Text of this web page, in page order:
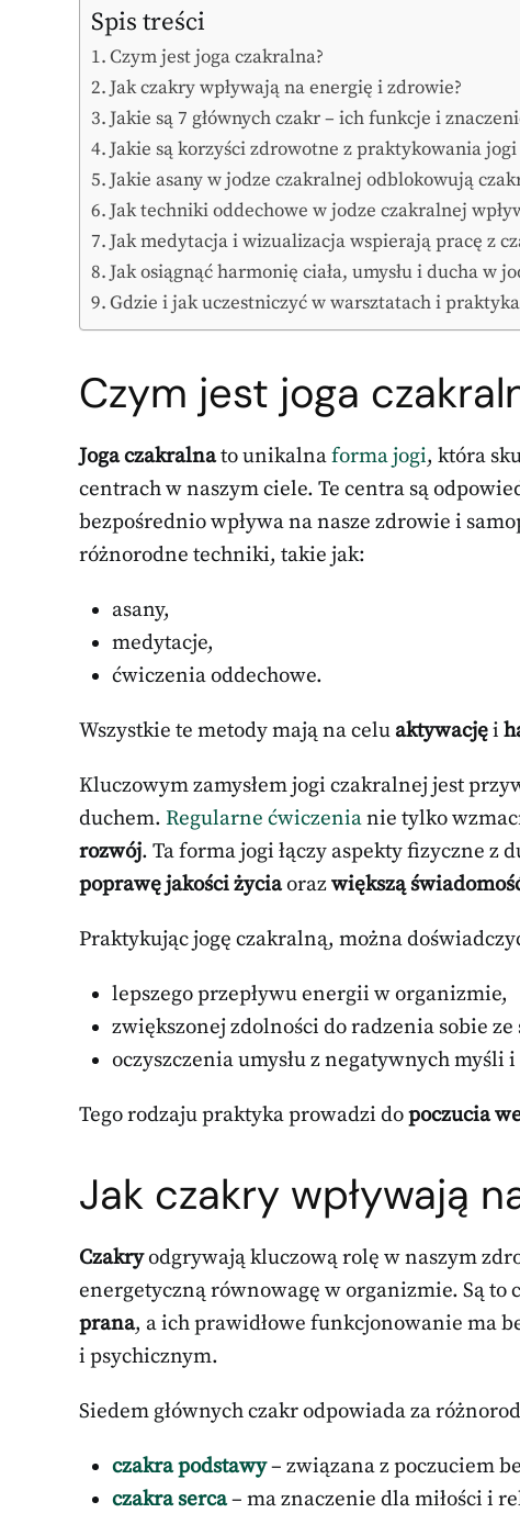
Spis treści
Czym jest joga czakralna?
Jak czakry wpływają na energię i zdrowie?
Jakie są 7 głównych czakr – ich funkcje i
Jakie są korzyści zdrowotne z praktykowania
Jakie asany w jodze czakralnej odblokowują
Jak techniki oddechowe w jodze czakralnej
Jak medytacja i wizualizacja wspierają pracę z
Jak osiągnąć harmonię ciała, umysłu i ducha w
Gdzie i jak uczestniczyć w warsztatach i
Czym jest joga
Joga czakralnato unikalnaforma jogi, która
centrach w naszym ciele. Te centra są
bezpośrednio wpływa na nasze zdrowie i
różnorodne techniki, takie jak:
asany,
medytacje,
ćwiczenia oddechowe.
Wszystkie te metody mają na celuaktywacjęi
Kluczowym zamysłem jogi czakralnej jest
duchem. Regularne ćwiczenianie tylko
rozwój. Ta forma jogi łączy aspekty fizyczne z
poprawę jakości życiaorazwiększą
Praktykując jogę czakralną, można
lepszego przepływu energii w organizmie,
zwiększonej zdolności do radzenia sobie ze
oczyszczenia umysłu z negatywnych myśli
Tego rodzaju praktyka prowadzi dopoczucia
Jak czakry wpływają
Czakryodgrywają kluczową rolę w naszym
energetyczną równowagę w organizmie. Są
prana, a ich prawidłowe funkcjonowanie ma
i psychicznym.
Siedem głównych czakr odpowiada za
czakra podstawy– związana z poczuciem
czakra serca– ma znaczenie dla miłości i